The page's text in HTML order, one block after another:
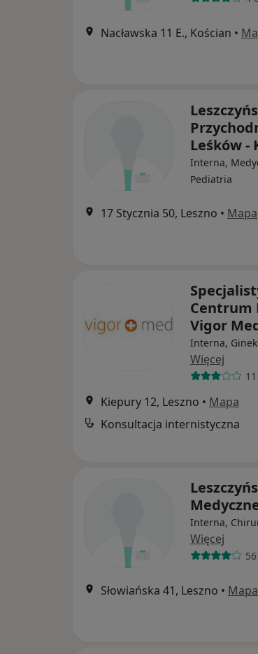
Nacławska 11 E., Kościan •
Leśków -
Interna,
Pediatria
17 Stycznia 50, Leszno • Mapa
Centrum
Vigor
Interna,
Więcej
Kiepury 12, Leszno • Mapa
Konsultacja internistyczna
Interna,
Więcej
Słowiańska 41, Leszno • Mapa